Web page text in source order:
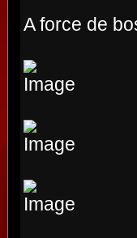
A force de